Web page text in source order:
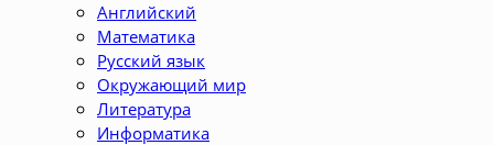
Английский
Математика
Русский язык
Окружающий мир
Литература
Информатика